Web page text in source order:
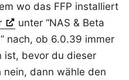
wo das FFP installiert
unter “NAS & Beta
nach, ob 6.0.39 immer
ist, bevor du dieser
nein, dann wähle den